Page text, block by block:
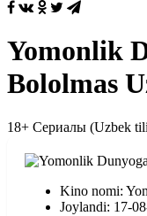
Yomonlik
Bololmas
18+ Сериалы (Uzbek
Kino nomi:
Joylandi: 17-